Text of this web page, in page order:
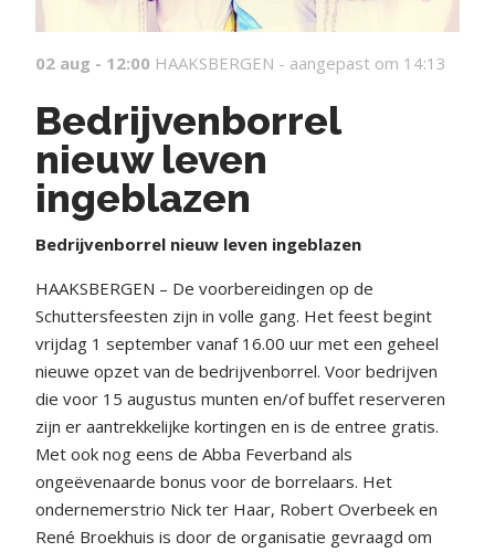
02 aug - 12:00 HAAKSBERGEN - aangepast om 14:13
Bedrijvenborrel
nieuw leven
ingeblazen
Bedrijvenborrel nieuw leven ingeblazen
HAAKSBERGEN – De voorbereidingen op de
Schuttersfeesten zijn in volle gang. Het feest begint
vrijdag 1 september vanaf 16.00 uur met een geheel
nieuwe opzet van de bedrijvenborrel. Voor bedrijven
die voor 15 augustus munten en/of buffet reserveren
zijn er aantrekkelijke kortingen en is de entree gratis.
Met ook nog eens de Abba Feverband als
ongeëvenaarde bonus voor de borrelaars. Het
ondernemerstrio Nick ter Haar, Robert Overbeek en
René Broekhuis is door de organisatie gevraagd om